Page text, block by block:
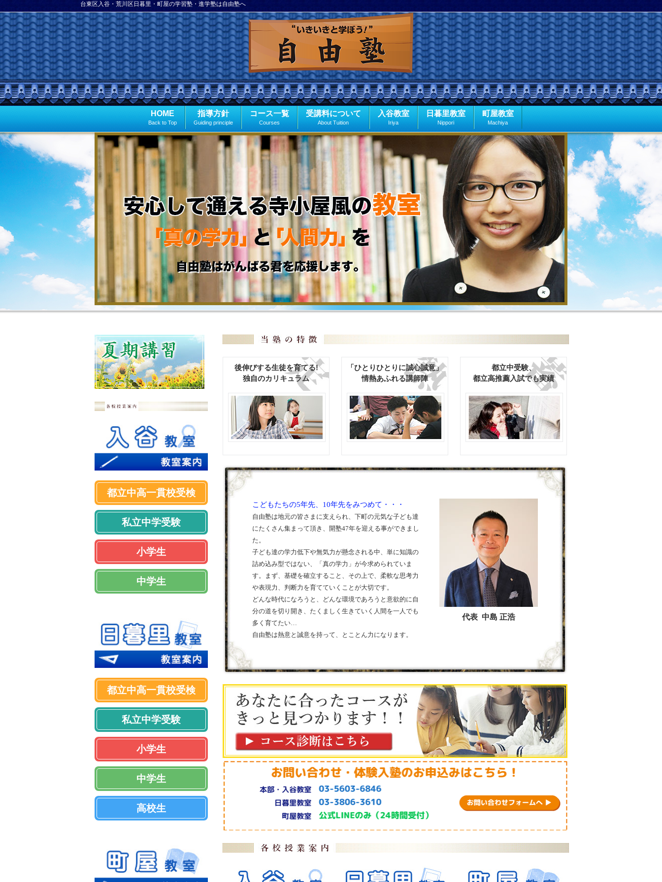
台東区入谷・荒川区日暮里・町屋の学習塾・進学塾は自由塾へ
HOME
Back to Top
指導方針
Guiding principle
コース一覧
Courses
受講料について
About Tuition
入谷教室
Iriya
日暮里教室
Nippori
町屋教室
Machiya
後伸びする生徒を育てる!
独自のカリキュラム
「ひとりひとりに誠心誠意」
情熱あふれる講師陣
都立中受験、
都立高推薦入試でも実績
こどもたちの5年先、10年先をみつめて・・・
自由塾は地元の皆さまに支えられ、下町の元気な子ども達
にたくさん集まって頂き、開塾47年を迎える事ができまし
た。
子ども達の学力低下や無気力が懸念される中、単に知識の
詰め込み型ではない、「真の学力」が今求められていま
す。まず、基礎を確立すること、その上で、柔軟な思考力
や表現力、判断力を育てていくことが大切です。
どんな時代になろうと、どんな環境であろうと意欲的に自
分の道を切り開き、たくましく生きていく人間を一人でも
多く育てたい…
自由塾は熱意と誠意を持って、とことん力になります。
代表 中島 正浩
都立中高一貫校受検
私立中学受験
小学生
中学生
都立中高一貫校受検
私立中学受験
小学生
中学生
高校生